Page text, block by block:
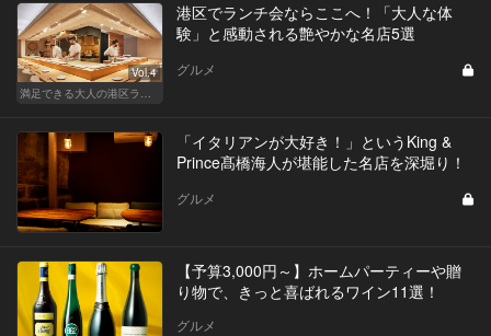
Vol.4
満足できる大人の港区ランチデート
港区でランチ会ならここへ！「大人な体
験」と感動される艶やかな名店5選
グルメ
「イタリアンが大好き！」というKing &
Prince髙橋海人が堪能した名店を深堀り！
グルメ
【予算3,000円～】ホームパーティーや贈
り物で、きっと喜ばれるワイン11選！
グルメ